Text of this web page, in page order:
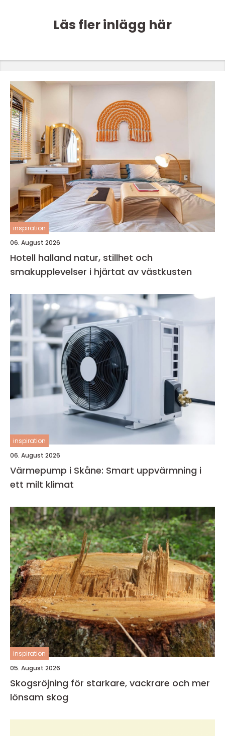
Läs fler inlägg här
inspiration
06. August 2026
Hotell halland natur, stillhet och
smakupplevelser i hjärtat av västkusten
inspiration
06. August 2026
Värmepump i Skåne: Smart uppvärmning i
ett milt klimat
inspiration
05. August 2026
Skogsröjning för starkare, vackrare och mer
lönsam skog